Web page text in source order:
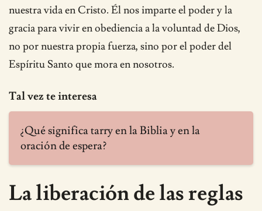
nuestra vida en Cristo. Él nos imparte el poder y la
gracia para vivir en obediencia a la voluntad de Dios,
no por nuestra propia fuerza, sino por el poder del
Espíritu Santo que mora en nosotros.
Tal vez te interesa
¿Qué significa tarry en la Biblia y en la
oración de espera?
La liberación de las reglas